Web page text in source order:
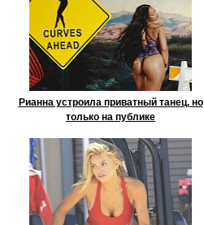
Рианна устроила приватный танец, но
только на публике